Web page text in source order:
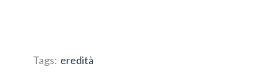
Tags: eredità